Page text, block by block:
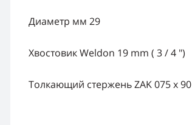
Диаметр мм 29
Хвостовик Weldon 19 mm ( 3 / 4 ")
Толкающий стержень ZAK 075 х 90